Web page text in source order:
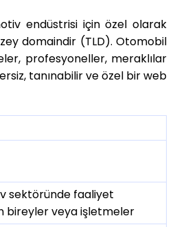
endüstrisi için özel olarak
domaindir (TLD). Otomobil
profesyoneller, meraklılar
tanınabilir ve özel bir web
sektöründe faaliyet
bireyler veya işletmeler